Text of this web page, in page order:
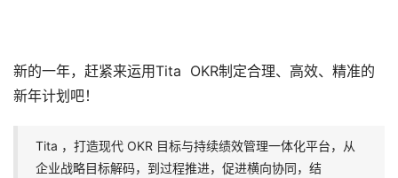
新的一年，赶紧来运用Tita  OKR制定合理、高效、精准的
新年计划吧！
Tita ，打造现代 OKR 目标与持续绩效管理一体化平台，从
企业战略目标解码，到过程推进，促进横向协同，结